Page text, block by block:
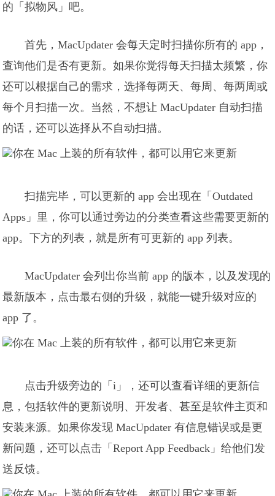
的「拟物风」吧。
首先，MacUpdater 会每天定时扫描你所有的 app，
查询他们是否有更新。如果你觉得每天扫描太频繁，你
还可以根据自己的需求，选择每两天、每周、每两周或
每个月扫描一次。当然，不想让 MacUpdater 自动扫描
的话，还可以选择从不自动扫描。
扫描完毕，可以更新的 app 会出现在「Outdated
Apps」里，你可以通过旁边的分类查看这些需要更新的
app。下方的列表，就是所有可更新的 app 列表。
MacUpdater 会列出你当前 app 的版本，以及发现的
最新版本，点击最右侧的升级，就能一键升级对应的
app 了。
点击升级旁边的「i」，还可以查看详细的更新信
息，包括软件的更新说明、开发者、甚至是软件主页和
安装来源。如果你发现 MacUpdater 有信息错误或是更
新问题，还可以点击「Report App Feedback」给他们发
送反馈。